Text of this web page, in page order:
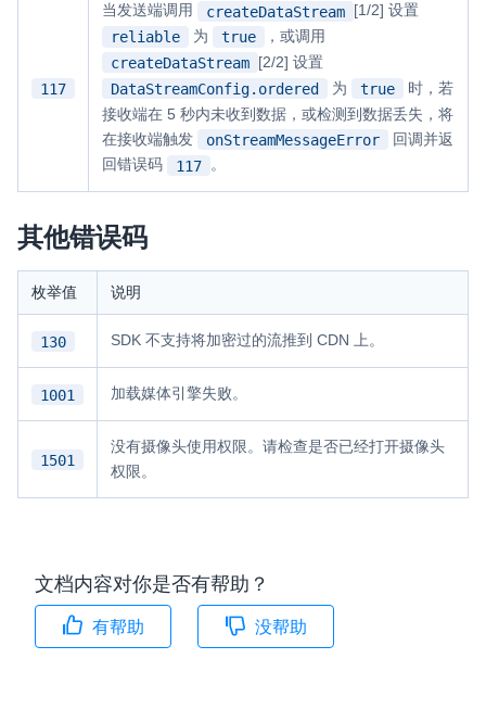
117
当发送端调用 createDataStream [1/2] 设置
reliable
为 true
，或调用
createDataStream [2/2] 设置
DataStreamConfig.ordered
为 true
时，若
接收端在 5 秒内未收到数据，或检测到数据丢失，将
在接收端触发
onStreamMessageError
回调并返
回错误码
117 。
其他错误码
枚举值 说明
130 SDK 不支持将加密过的流推到 CDN 上。
1001 加载媒体引擎失败。
1501
没有摄像头使用权限。请检查是否已经打开摄像头
权限。
文档内容对你是否有帮助？
有帮助 没帮助